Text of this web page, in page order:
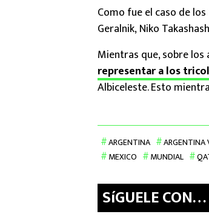
Como fue el caso de
Geralnik, Niko
Mientras que, sobre los
representar a los
Albiceleste. Esto
ARGENTINA ARGENTINA
MEXICO
MUNDIAL
SíGUELE CON…